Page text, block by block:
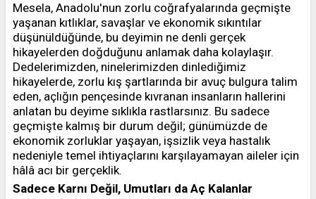
Mesela, Anadolu'nun zorlu coğrafyalarında geçmişte
yaşanan kıtlıklar, savaşlar ve ekonomik sıkıntılar
düşünüldüğünde, bu deyimin ne denli gerçek
hikayelerden doğduğunu anlamak daha kolaylaşır.
Dedelerimizden, ninelerimizden dinlediğimiz
hikayelerde, zorlu kış şartlarında bir avuç bulgura talim
eden, açlığın pençesinde kıvranan insanların hallerini
anlatan bu deyime sıklıkla rastlarsınız. Bu sadece
geçmişte kalmış bir durum değil; günümüzde de
ekonomik zorluklar yaşayan, işsizlik veya hastalık
nedeniyle temel ihtiyaçlarını karşılayamayan aileler için
hâlâ acı bir gerçeklik.
Sadece Karnı Değil, Umutları da Aç Kalanlar